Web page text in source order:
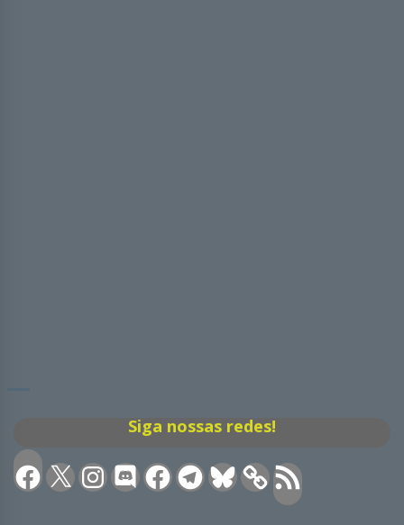
Siga nossas redes!
Facebook
X Instagram
DiscordFacebookTelegramBluesky Feed
RSS